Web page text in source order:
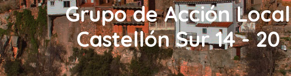
Grupo de Acción Local
Castellón Sur 14 - 20